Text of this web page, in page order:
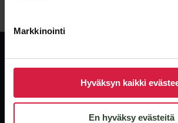
Markkinointi
Hyväksyn kaikki
En hyväksy evästeitä
Global, independent transformer supplier.